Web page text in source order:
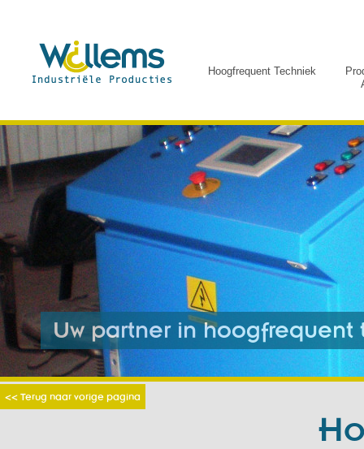
Hoogfrequent Techniek
Uw partner in
<< Terug naar vorige pagina